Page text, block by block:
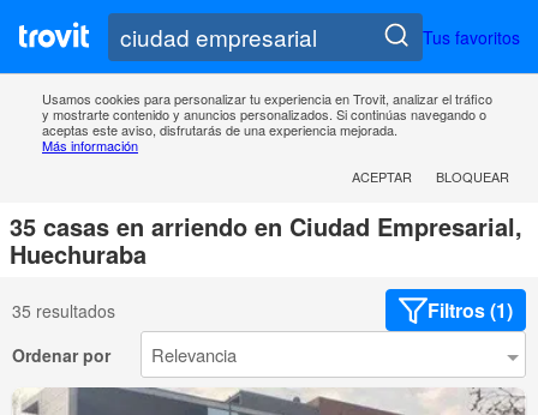
Tus favoritos
Usamos cookies para personalizar tu experiencia en Trovit, analizar el tráfico
y mostrarte contenido y anuncios personalizados. Si continúas navegando o
aceptas este aviso, disfrutarás de una experiencia mejorada.
Más información
ACEPTAR
BLOQUEAR
35 casas en arriendo en Ciudad Empresarial,
Huechuraba
35 resultados Filtros (1)
Ordenar por